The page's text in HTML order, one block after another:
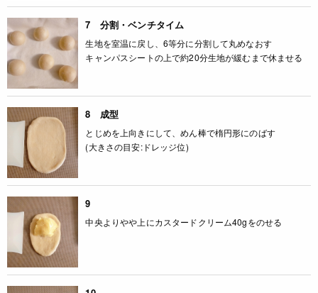
7 分割・ベンチタイム
生地を室温に戻し、6等分に分割して丸めなおす
キャンパスシートの上で約20分生地が緩むまで休ませる
8 成型
とじめを上向きにして、めん棒で楕円形にのばす
(大きさの目安:ドレッジ位)
9
中央よりやや上にカスタードクリーム40gをのせる